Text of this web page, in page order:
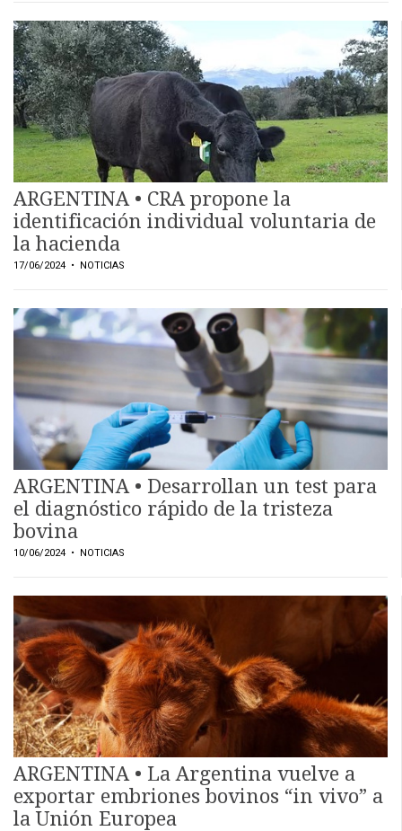
ARGENTINA • CRA propone la
identificación individual voluntaria de
la hacienda
17/06/2024 • NOTICIAS
ARGENTINA • Desarrollan un test para
el diagnóstico rápido de la tristeza
bovina
10/06/2024 • NOTICIAS
ARGENTINA • La Argentina vuelve a
exportar embriones bovinos “in vivo” a
la Unión Europea